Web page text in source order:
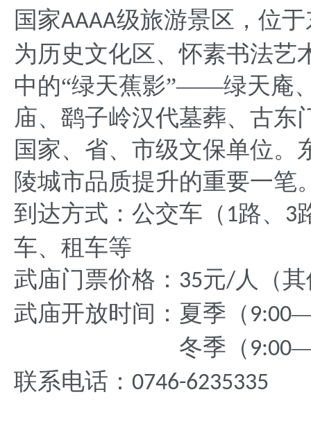
国家AAAA级旅游景区，位
为历史文化区、怀素书法艺
中的“绿天蕉影”——绿天庵
庙、鹞子岭汉代墓葬、古东
国家、省、市级文保单位。
陵城市品质提升的重要一笔
到达方式：公交车（ 1路、 3
车、租车等
武庙门票价格： 35元/ 人（
武庙开放时间：夏季（ 9:00
冬季（ 9:00
联系电话： 0746-6235335